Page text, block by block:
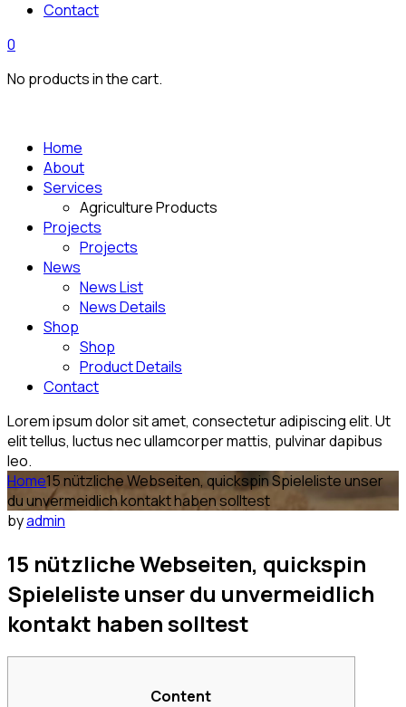
Contact
0
No products in the cart.
Home
About
Services
Agriculture Products
Projects
Projects
News
News List
News Details
Shop
Shop
Product Details
Contact
Lorem ipsum dolor sit amet, consectetur adipiscing elit. Ut
elit tellus, luctus nec ullamcorper mattis, pulvinar dapibus
leo.
Home15 nützliche Webseiten, quickspin Spieleliste unser
du unvermeidlich kontakt haben solltest
byadmin
15 nützliche Webseiten, quickspin
Spieleliste unser du unvermeidlich
kontakt haben solltest
Content